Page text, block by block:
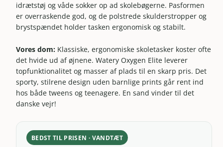
idrætstøj og våde sokker op ad skolebøgerne. Pasformen
er overraskende god, og de polstrede skulderstropper og
brystspændet holder tasken ergonomisk og stabilt.
Vores dom: Klassiske, ergonomiske skoletasker koster ofte
det hvide ud af øjnene. Watery Oxygen Elite leverer
topfunktionalitet og masser af plads til en skarp pris. Det
sporty, stilrene design uden barnlige prints går rent ind
hos både tweens og teenagere. En sand vinder til det
danske vejr!
BEDST TIL PRISEN · VANDTÆT